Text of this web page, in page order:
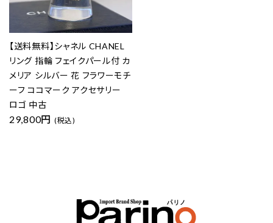
【送料無料】シャネル CHANEL
リング 指輪 フェイクパール付 カ
メリア シルバー 花 フラワーモチ
ーフ ココマーク アクセサリー
ロゴ 中古
29,800円 (税込)